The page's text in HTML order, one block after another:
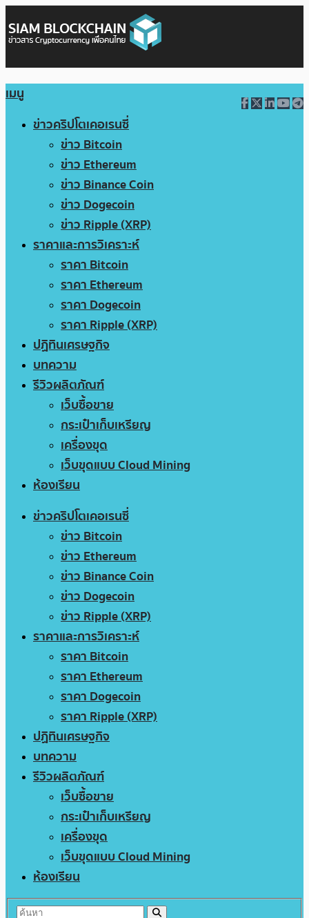
เมนู
ข่าวคริปโตเคอเรนซี่
ข่าว Bitcoin
ข่าว Ethereum
ข่าว Binance Coin
ข่าว Dogecoin
ข่าว Ripple (XRP)
ราคาและการวิเคราะห์
ราคา Bitcoin
ราคา Ethereum
ราคา Dogecoin
ราคา Ripple (XRP)
ปฏิทินเศรษฐกิจ
บทความ
รีวิวผลิตภัณฑ์
เว็บซื้อขาย
กระเป๋าเก็บเหรียญ
เครื่องขุด
เว็บขุดแบบ Cloud Mining
ห้องเรียน
ข่าวคริปโตเคอเรนซี่
ข่าว Bitcoin
ข่าว Ethereum
ข่าว Binance Coin
ข่าว Dogecoin
ข่าว Ripple (XRP)
ราคาและการวิเคราะห์
ราคา Bitcoin
ราคา Ethereum
ราคา Dogecoin
ราคา Ripple (XRP)
ปฏิทินเศรษฐกิจ
บทความ
รีวิวผลิตภัณฑ์
เว็บซื้อขาย
กระเป๋าเก็บเหรียญ
เครื่องขุด
เว็บขุดแบบ Cloud Mining
ห้องเรียน